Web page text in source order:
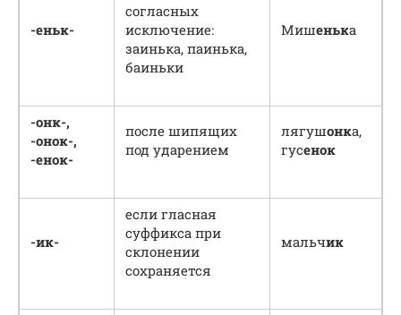
-еньк-
согласных
исключение:
заинька, паинька,
баиньки
Мишенька
-онк-,
-онок-,
-енок-
после шипящих
под ударением
лягушонка,
гусенок
-ик-
если гласная
суффикса при
склонении
сохраняется
мальчик